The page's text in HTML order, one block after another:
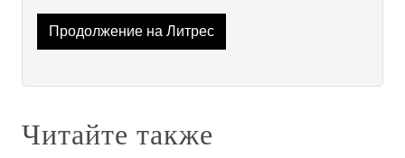
Продолжение на Литрес
Читайте также